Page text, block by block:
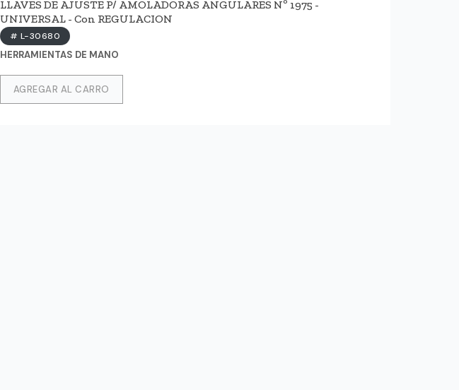
LLAVES DE AJUSTE P/ AMOLADORAS ANGULARES Nº 1975 -
UNIVERSAL - Con REGULACION
# L-30680
HERRAMIENTAS DE MANO
AGREGAR AL CARRO